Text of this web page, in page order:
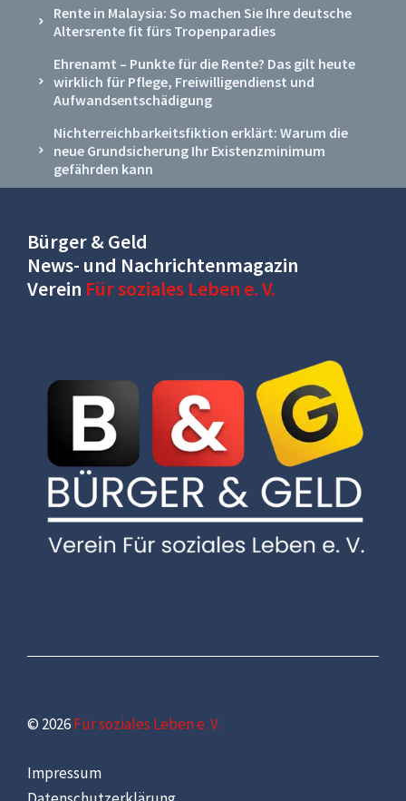
Rente in Malaysia: So machen Sie Ihre deutsche
Altersrente fit fürs Tropenparadies
Ehrenamt – Punkte für die Rente? Das gilt heute
wirklich für Pflege, Freiwilligendienst und
Aufwandsentschädigung
Nichterreichbarkeitsfiktion erklärt: Warum die
neue Grundsicherung Ihr Existenzminimum
gefährden kann
Bürger & Geld
News- und Nachrichtenmagazin
Verein Für soziales Leben e. V.
© 2026Für soziales Leben e. V.
Impressum